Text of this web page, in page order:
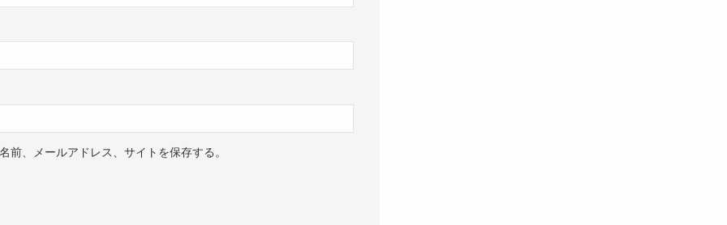
、メールアドレス、サイトを保存する。